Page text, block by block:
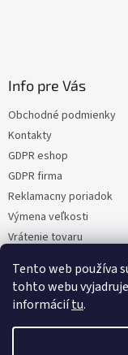
Tento web používa
tohto webu
informáciítu.
Info pre Vás
Obchodné podmienky
Kontakty
GDPR eshop
GDPR firma
Reklamacny poriadok
Výmena veľkosti
Vrátenie tovaru
Moja objednávka